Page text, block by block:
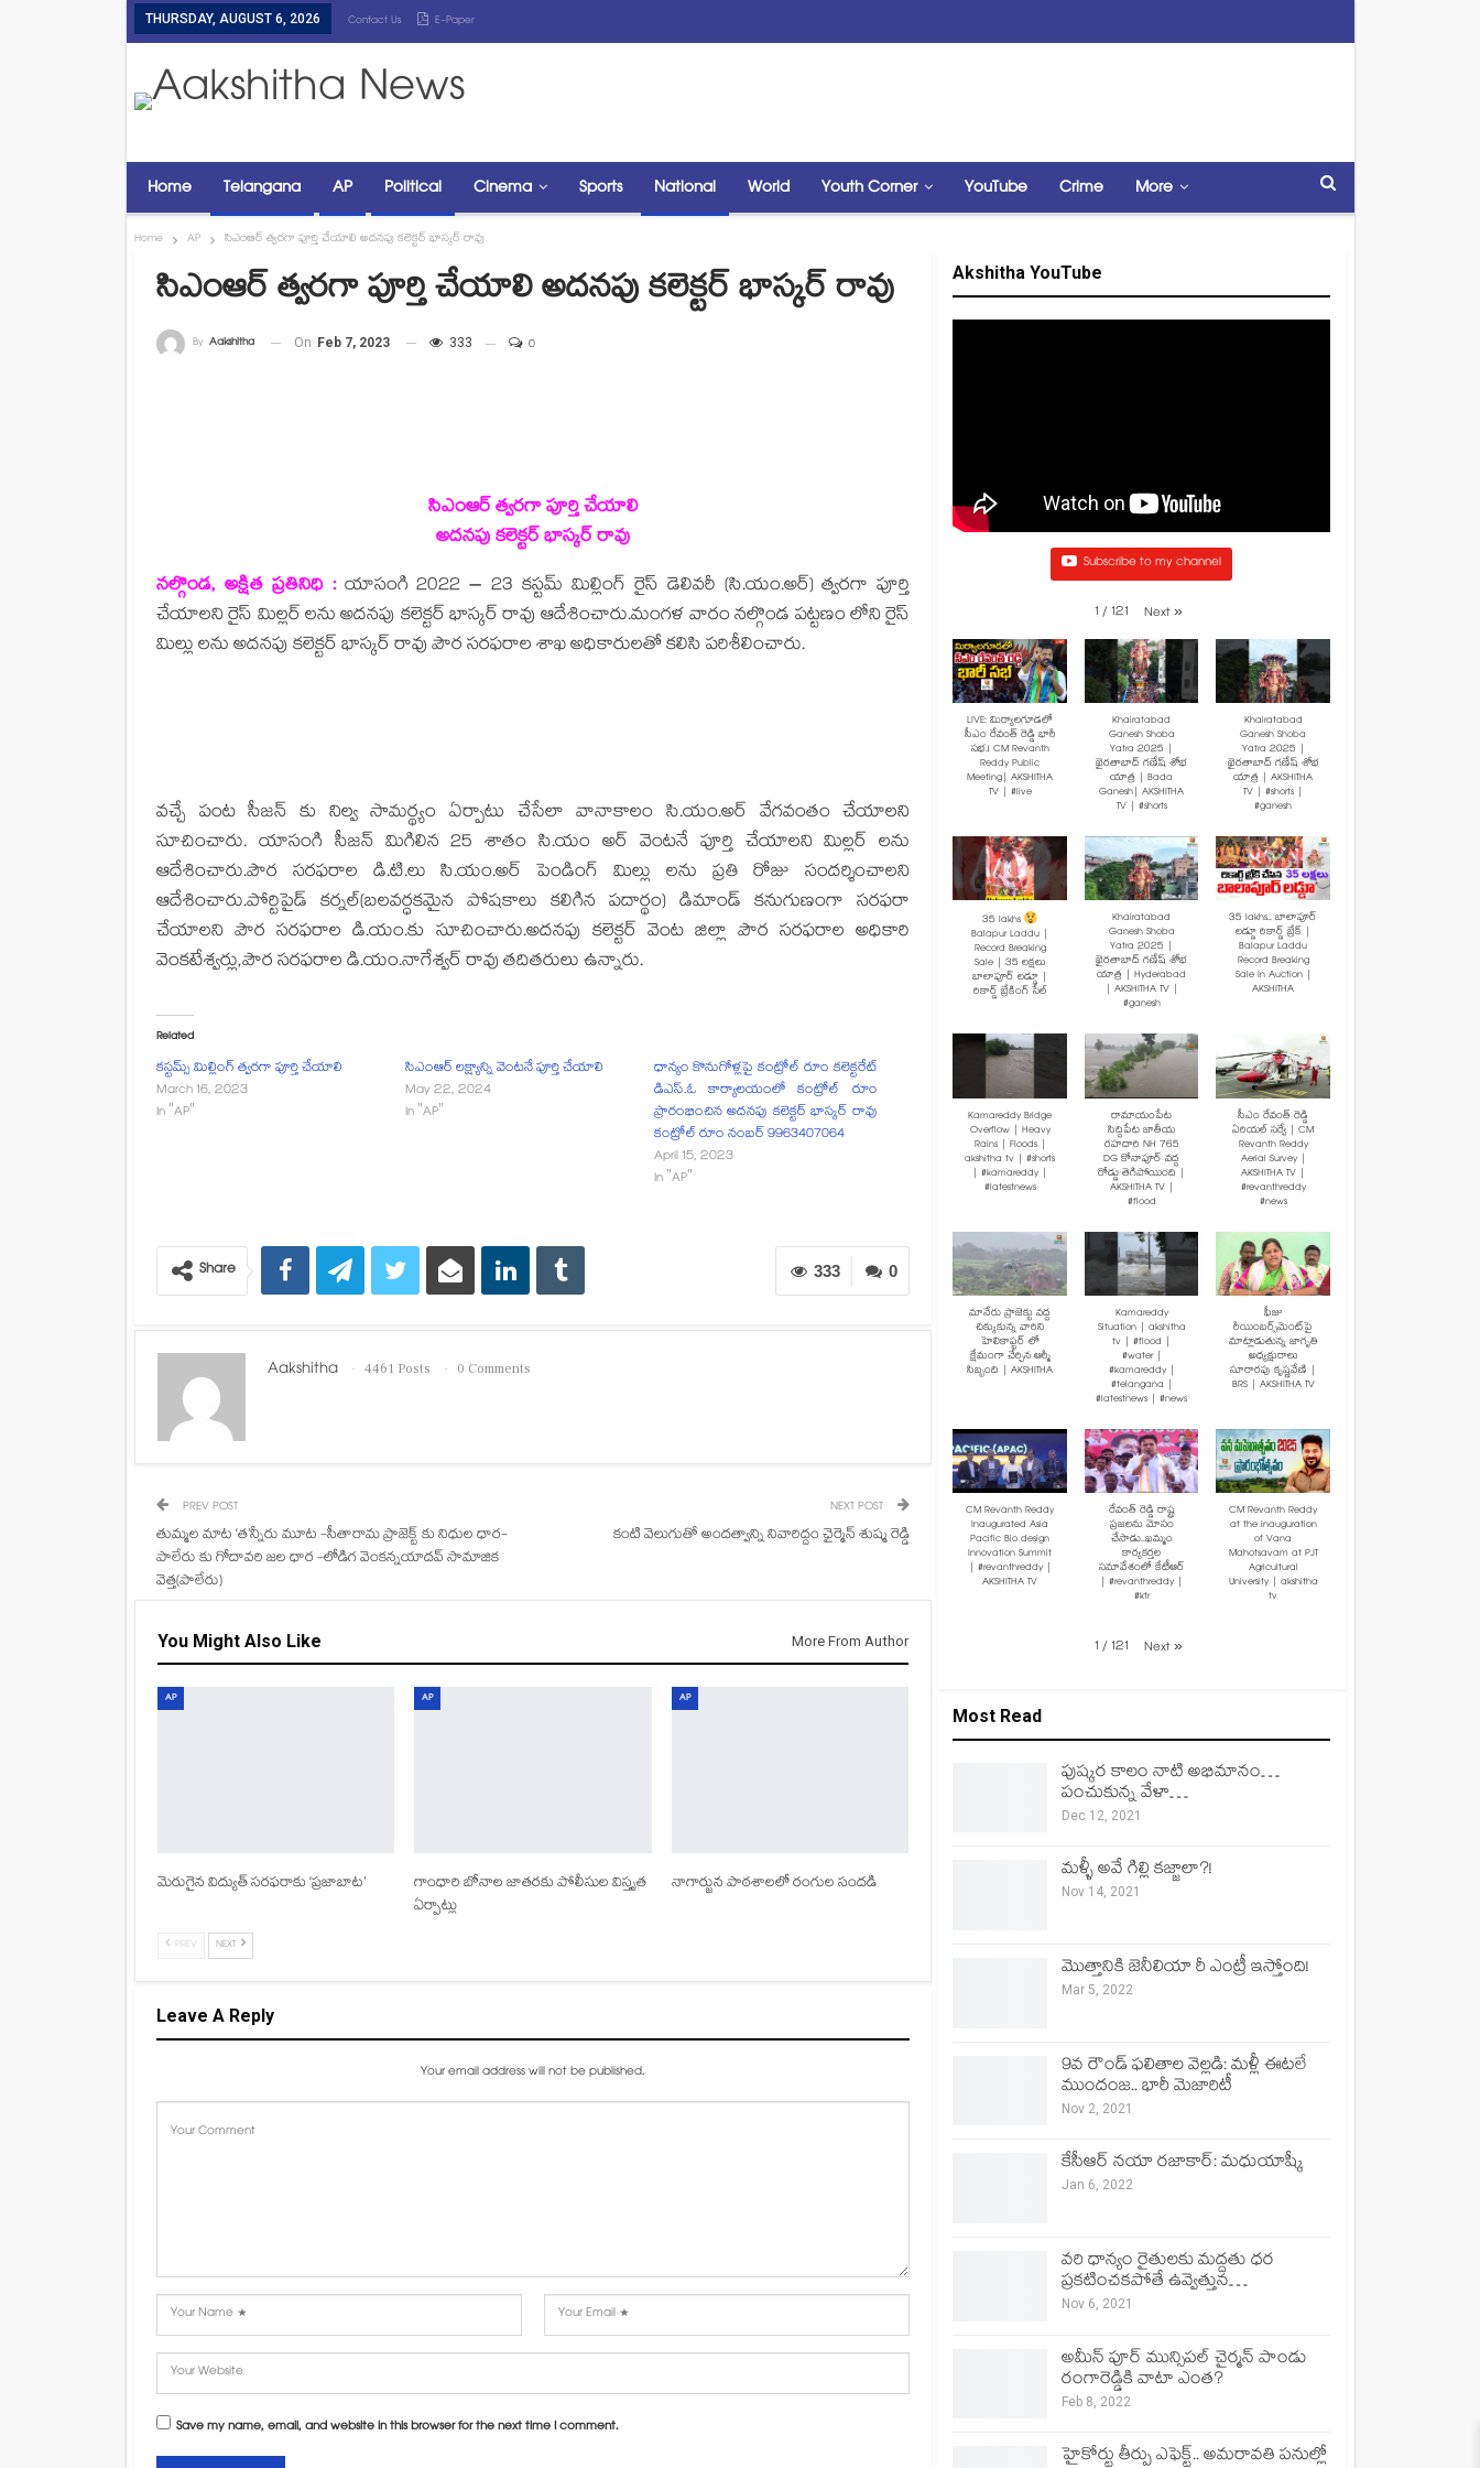
THURSDAY, AUGUST 6, 2026 Contact Us E-Paper
Home Telangana AP Political Cinema Sports National World Youth Corner YouTube Crime More
Home AP సిఎంఆర్ త్వరగా పూర్తి చేయాలి అదనపు కలెక్టర్ భాస్కర్ రావు
సిఎంఆర్ త్వరగా పూర్తి చేయాలి అదనపు కలెక్టర్ భాస్కర్ రావు
By Aakshitha On Feb 7, 2023 333 0
సిఎంఆర్ త్వరగా పూర్తి చేయాలి
అదనపు కలెక్టర్ భాస్కర్ రావు
నల్గొండ, అక్షిత ప్రతినిధి :యాసంగి 2022 – 23 కస్టమ్ మిల్లింగ్ రైస్ డెలివరీ (సి.యం.అర్)త్వరగా పూర్తి
చేయాలని రైస్ మిల్లర్ లను అదనపు కలెక్టర్ భాస్కర్ రావు ఆదేశించారు.మంగళ వారం నల్గొండ పట్టణం లోని రైస్
మిల్లు లను అదనపు కలెక్టర్ భాస్కర్ రావు పౌర సరఫరాల శాఖ అధికారులతో కలిసి పరిశీలించారు.
వచ్చే పంట సీజన్ కు నిల్వ సామర్థ్యం ఏర్పాటు చేసేలా వానాకాలం సి.యం.అర్ వేగవంతం చేయాలని
సూచించారు. యాసంగి సీజన్ మిగిలిన 25 శాతం సి.యం అర్ వెంటనే పూర్తి చేయాలని మిల్లర్ లను
ఆదేశించారు.పౌర సరఫరాల డి.టి.లు సి.యం.అర్ పెండింగ్ మిల్లు లను ప్రతి రోజు సందర్శించాలని
ఆదేశించారు.పోర్టిపైడ్ కర్నల్(బలవర్ధకమైన పోషకాలు కలిగిన పదార్థం) డిమాండ్ కనుగుణంగా సరఫరా
చేయాలని పౌర సరఫరాల డి.యం.కు సూచించారు.అదనపు కలెక్టర్ వెంట జిల్లా పౌర సరఫరాల అధికారి
వెంకటేశ్వర్లు,పౌర సరఫరాల డి.యం.నాగేశ్వర్ రావు తదితరులు ఉన్నారు.
Related
కస్టమ్స్ మిల్లింగ్ త్వరగా పూర్తి చేయాలి
March 16, 2023
In "AP"
సిఎంఆర్ లక్ష్యాన్ని వెంటనే పూర్తి చేయాలి
May 22, 2024
In "AP"
ధాన్యం కొనుగోళ్లపై కంట్రోల్ రూం కలెక్టరేట్
డిఎస్.ఓ కార్యాలయంలో కంట్రోల్ రూం
ప్రారంభించిన అదనపు కలెక్టర్ భాస్కర్ రావు
కంట్రోల్ రూం నంబర్ 9963407064
April 15, 2023
In "AP"
0
333
Share
Aakshitha 4461 Posts 0 Comments
PREV POST
తుమ్మల మాట ‘త’న్నీరు మూట -సీతారామ ప్రాజెక్ట్ కు నిధుల ధార-
పాలేరు కు గోదావరి జల ధార -లోడిగ వెంకన్నయాదవ్ సామాజిక
వెత్త(పాలేరు)
NEXT POST
కంటి వెలుగుతో అందత్వాన్ని నివారిద్దం ఛైర్మెన్ శుష్మ రెడ్డి
You Might Also Like More From Author
AP
మెరుగైన విద్యుత్ సరఫరాకు ‘ప్రజాబాట’
AP
గాంధారి బోనాల జాతరకు పోలీసుల విస్తృత
ఏర్పాట్లు
AP
నాగార్జున పాఠశాలలో రంగుల సందడి
PREV NEXT
Leave A Reply
Your email address will not be published.
Save my name, email, and website in this browser for the next time I comment.
Akshitha YouTube
Subscribe to my channel
1 / 121 Next»
LIVE: మిర్యాలగూడలో
సీఎం రేవంత్ రెడ్డి భారీ
సభ.! CM Revanth
Reddy Public
Meeting| AKSHITHA
TV | #live
Khairatabad
Ganesh Shoba
Yatra 2025 |
ఖైరతాబాద్ గణేష్ శోభ
యాత్ర | Bada
Ganesh| AKSHITHA
TV | #shorts
Khairatabad
Ganesh Shoba
Yatra 2025 |
ఖైరతాబాద్ గణేష్ శోభ
యాత్ర | AKSHITHA
TV | #shorts |
#ganesh
35 lakhs
Balapur Laddu |
Record Breaking
Sale | 35 లక్షలు
బాలాపూర్ లడ్డూ |
రికార్డ్ బ్రేకింగ్ సేల్
Khairatabad
Ganesh Shoba
Yatra 2025 |
ఖైరతాబాద్ గణేష్ శోభ
యాత్ర | Hyderabad
| AKSHITHA TV |
#ganesh
35 lakhs.. బాలాపూర్
లడ్డూ రికార్డ్ బ్రేక్ |
Balapur Laddu
Record Breaking
Sale In Auction |
AKSHITHA
Kamareddy Bridge
Overflow | Heavy
Rains | Floods |
akshitha tv | #shorts
| #kamareddy |
#latestnews
రామాయంపేట
సిద్దిపేట జాతీయ
రహదారి NH 765
DG కోనాపూర్ వద్ద
రోడ్డు తెగిపోయింది |
AKSHITHA TV |
#flood
సీఎం రేవంత్ రెడ్డి
ఏరియల్ సర్వే | CM
Revanth Reddy
Aerial Survey |
AKSHITHA TV |
#revanthreddy
#news
మానేరు ప్రాజెక్టు వద్ద
చిక్కుకున్న వారిని
హెలికాప్టర్ లో
క్షేమంగా చేర్చిన ఆర్మీ
సిబ్బంది | AKSHITHA
Kamareddy
Situation | akshitha
tv | #flood |
#water |
#kamareddy |
#telangana |
#latestnews | #news
ఫీజు
రీయింబర్స్‌మెంట్‌పై
మాట్లాడుతున్న జాగృతి
అధ్యక్షురాలు
సూరారపు కృష్ణవేణి |
BRS | AKSHITHA TV
CM Revanth Reddy
Inaugurated Asia
Pacific Bio design
Innovation Summit
| #revanthreddy |
AKSHITHA TV
రేవంత్ రెడ్డి రాష్ట్ర
ప్రజలను మోసం
చేసాడు..ఖమ్మం
కార్యకర్తల
సమావేశంలో కేటీఆర్
| #revanthreddy |
#ktr
CM Revanth Reddy
at the inauguration
of Vana
Mahotsavam at PJT
Agricultural
University | akshitha
tv
1 / 121 Next»
Most Read
పుష్కర కాలం నాటి అభిమానం…
పంచుకున్న వేళా…
Dec 12, 2021
మళ్ళీ అవే గిల్లి కజ్జాలా?!
Nov 14, 2021
మొత్తానికి జెనీలియా రీ ఎంట్రీ ఇస్తోంది!
Mar 5, 2022
9వ రౌండ్ ఫలితాల వెల్లడి: మళ్లీ ఈటలే
ముందంజ.. భారీ మెజారిటీ
Nov 2, 2021
కేసీఆర్ నయా రజాకార్: మధుయాష్కీ
Jan 6, 2022
వరి ధాన్యం రైతులకు మద్దతు ధర
ప్రకటించకపోతే ఉవ్వెత్తున…
Nov 6, 2021
అమీన్ పూర్ మున్సిపల్ చైర్మన్ పాండు
రంగారెడ్డికి వాటా ఎంత?
Feb 8, 2022
హైకోర్టు తీర్పు ఎఫెక్ట్.. అమరావతి పనుల్లో